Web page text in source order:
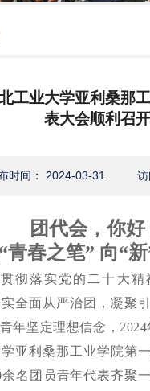
工业大学亚利桑那
表大会顺利召开
时间： 2024-03-31 访
团代会，你好
青春之笔” 向“
彻落实党的二十大精
全面从严治团，凝聚
年坚定理想信念，2024
亚利桑那工业学院第
名团员青年代表齐聚